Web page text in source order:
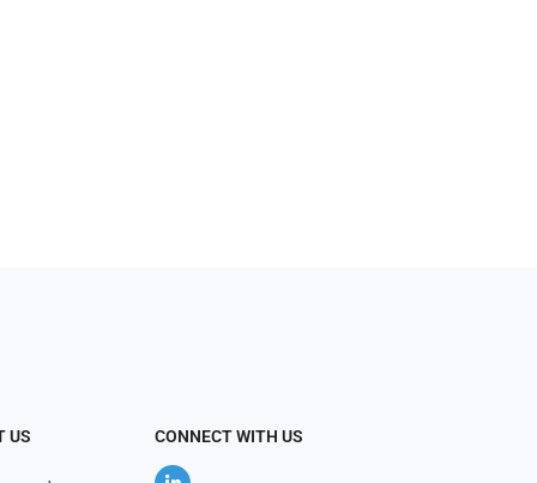
US CONNECT WITH US